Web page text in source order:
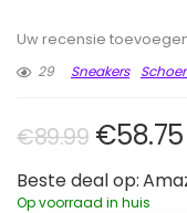
Uw recensie
29
Sneakers
€89.99 €58.75
Beste deal op:
Op voorraad in huis